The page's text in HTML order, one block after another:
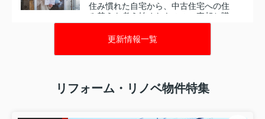
住み慣れた自宅から、中古住宅への住
み替えを考え始めたものの、売却と購
入をどの順番で進めるべきか、資金計
画やローンの組み直しなど、不安を抱
えている方は少なくありません。さら
に、移住も視野に入れている場合...
2026.07.31
更新情報一覧
リフォーム・リノベ物件特集